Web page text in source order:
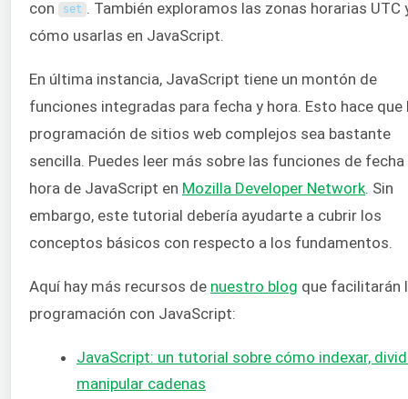
con
set . También exploramos las zonas horarias UTC
cómo usarlas en JavaScript.
En última instancia, JavaScript tiene un montón de
funciones integradas para fecha y hora. Esto hace que
programación de sitios web complejos sea bastante
sencilla. Puedes leer más sobre las funciones de fecha
hora de JavaScript en Mozilla Developer Network. Sin
embargo, este tutorial debería ayudarte a cubrir los
conceptos básicos con respecto a los fundamentos.
Aquí hay más recursos de nuestro blog que facilitarán
programación con JavaScript:
JavaScript: un tutorial sobre cómo indexar,
manipular cadenas